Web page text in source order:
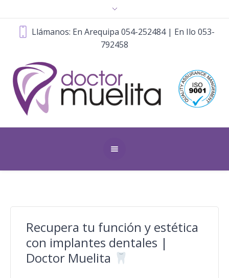
Llámanos: En Arequipa 054-252484 | En Ilo 053-
792458
Recupera tu función y estética
con implantes dentales |
Doctor Muelita